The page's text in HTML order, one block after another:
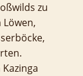
zu